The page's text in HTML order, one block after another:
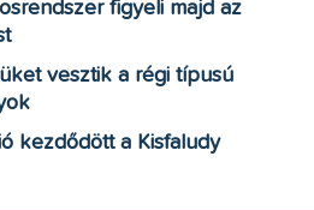
figyeli majd az
vesztik a régi típusú
kezdődött a Kisfaludy